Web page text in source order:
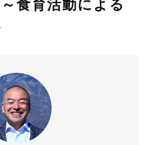
食育活動による